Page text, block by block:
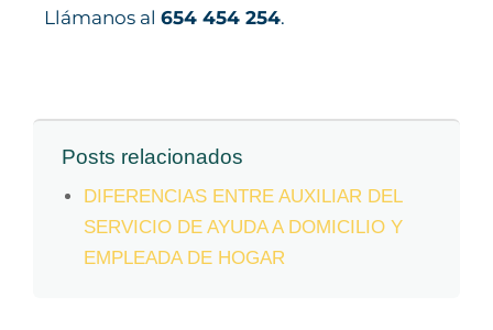
Llámanos al 654 454 254.
Posts relacionados
DIFERENCIAS ENTRE AUXILIAR DEL
SERVICIO DE AYUDA A DOMICILIO Y
EMPLEADA DE HOGAR